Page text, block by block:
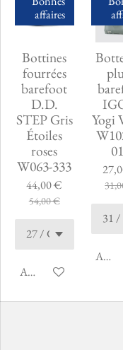
affaires
Bottines
fourrées
barefoot
D.D.
STEP Gris
Étoiles
roses
W063-333
44,00 €
54,00 €
Ajouter au panier
Yogi